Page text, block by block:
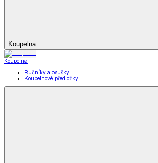
Koupelna
Koupelna
Ručníky a osušky
Koupelnové předložky